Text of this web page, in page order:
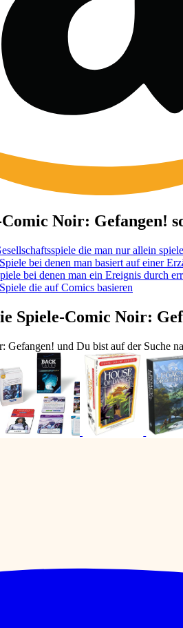
Noir: Gefangen!
die man nur allein
bei denen man basiert auf einer
bei denen man ein Ereignis durch
die auf Comics basieren
Spiele-Comic Noir:
und Du bist auf der Suche